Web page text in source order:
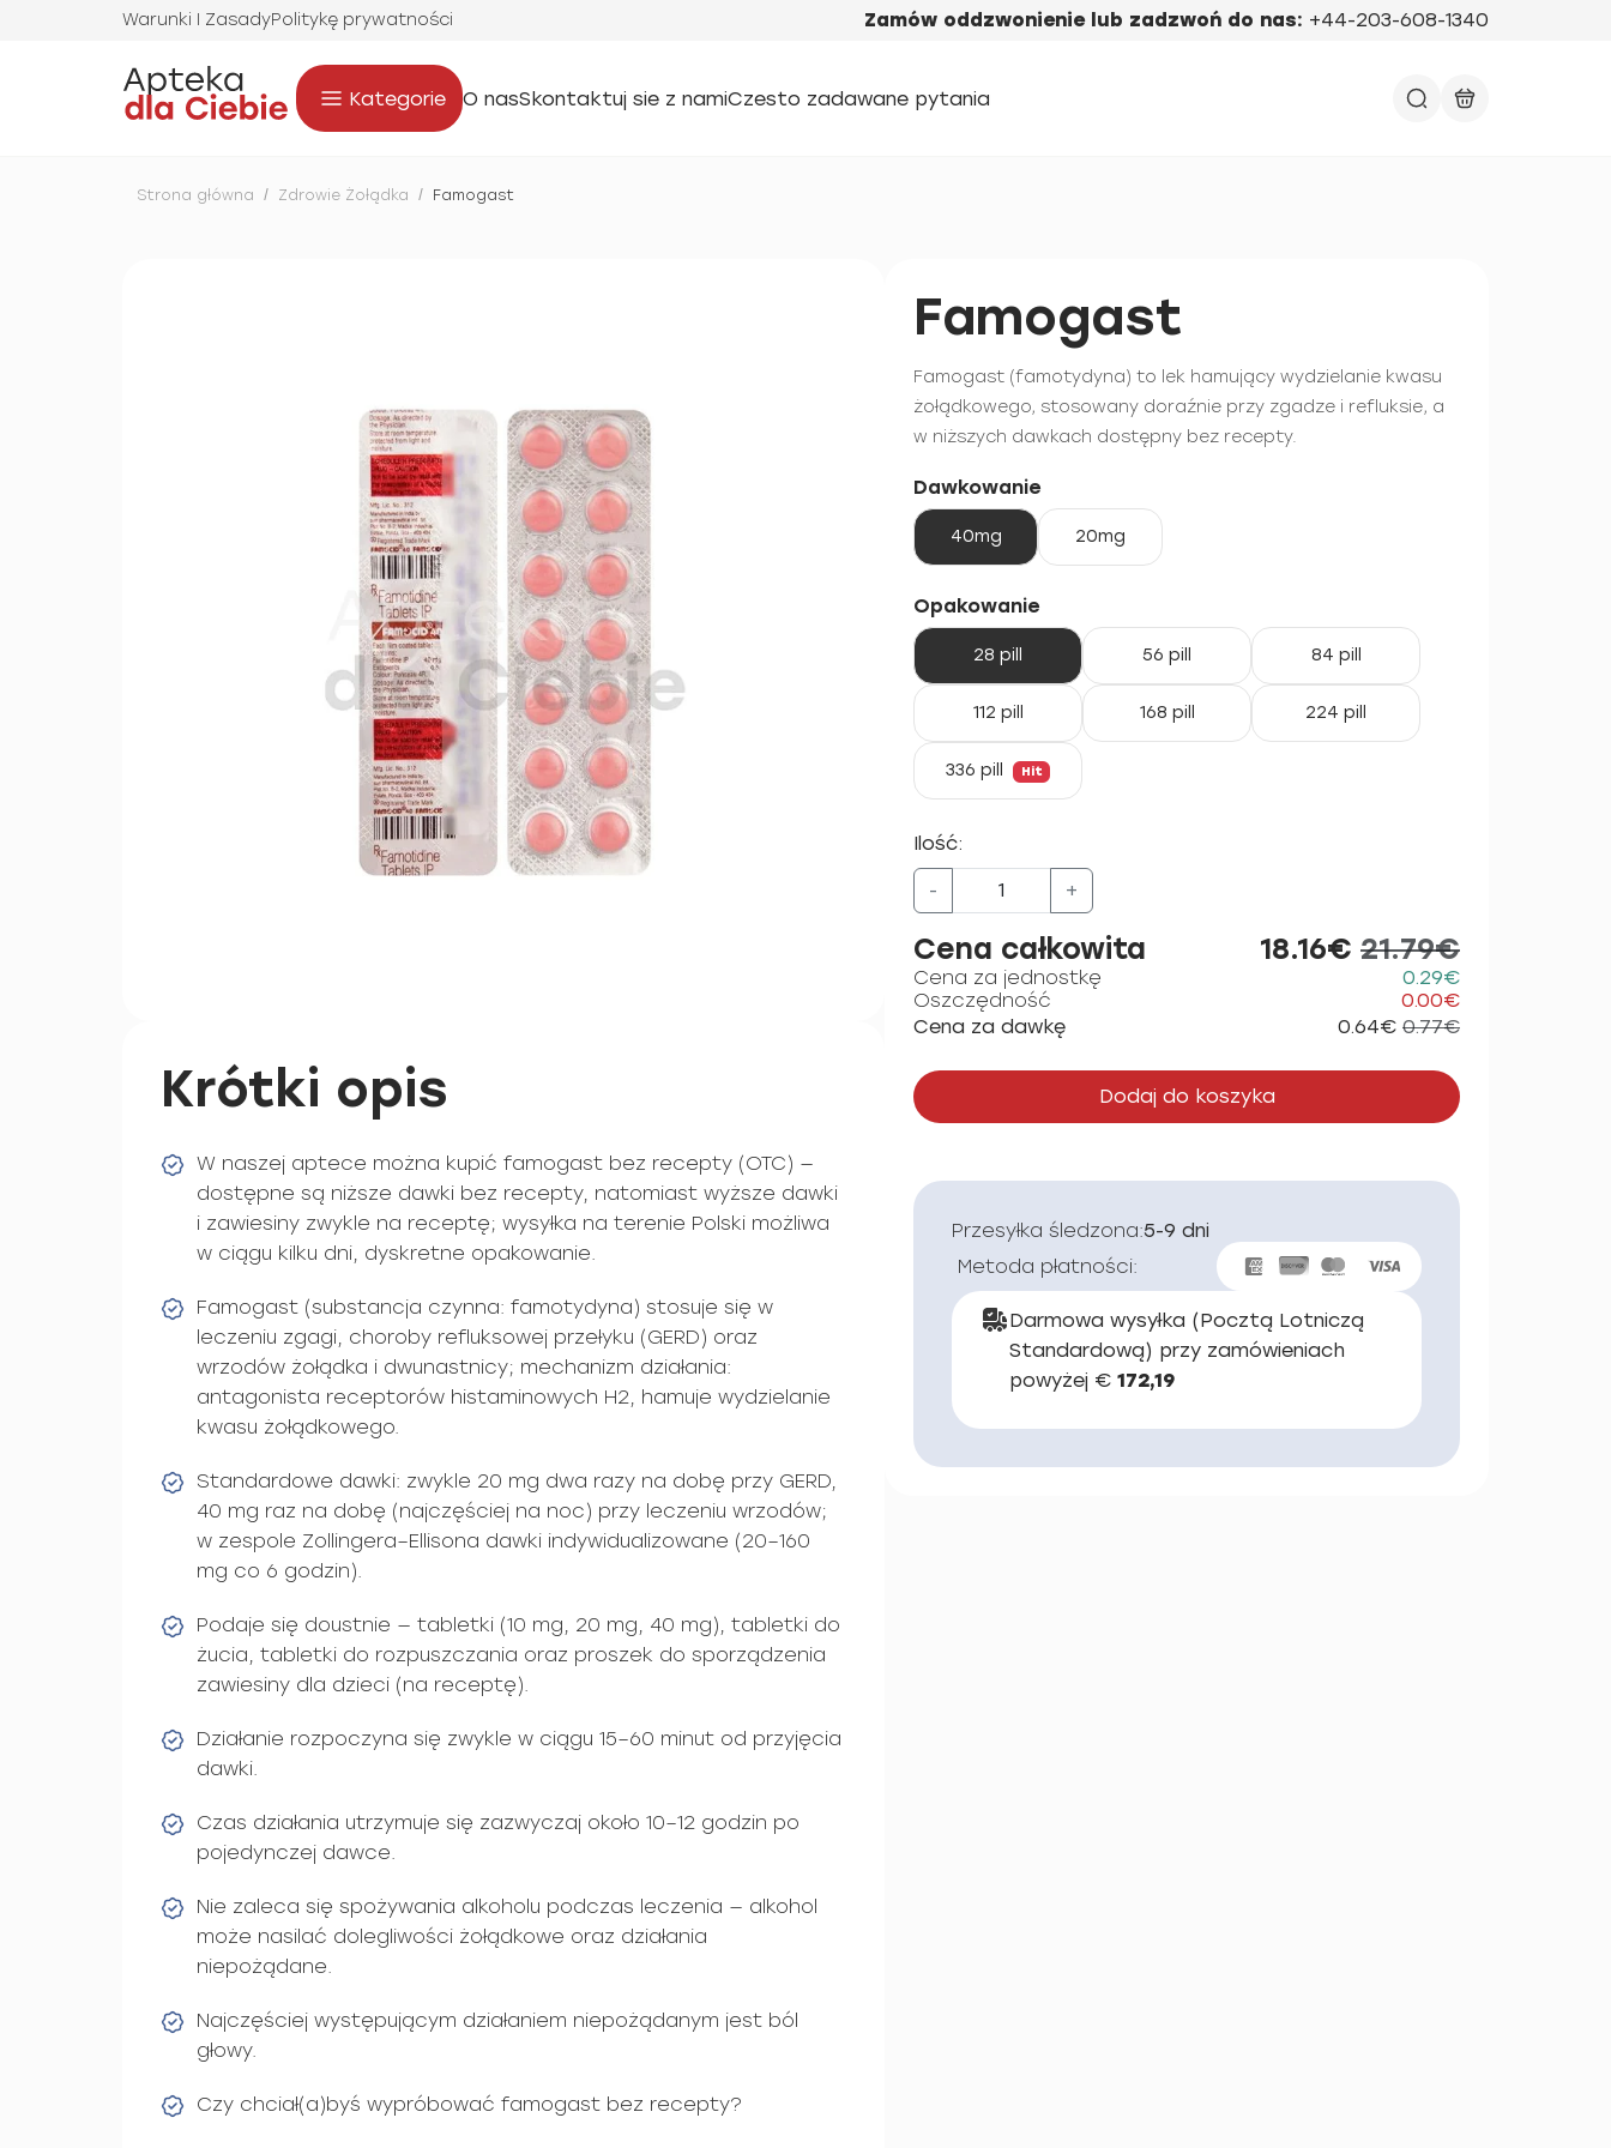
Warunki I ZasadyPolitykę prywatności Zamów oddzwonienie lub zadzwoń do nas: +44-203-608-1340
Kategorie O nasSkontaktuj sie z namiCzesto zadawane pytania
Strona główna / Zdrowie Żołądka / Famogast
Krótki opis
W naszej aptece można kupić famogast bez recepty (OTC) —
dostępne są niższe dawki bez recepty, natomiast wyższe dawki
i zawiesiny zwykle na receptę; wysyłka na terenie Polski możliwa
w ciągu kilku dni, dyskretne opakowanie.
Famogast (substancja czynna: famotydyna) stosuje się w
leczeniu zgagi, choroby refluksowej przełyku (GERD) oraz
wrzodów żołądka i dwunastnicy; mechanizm działania:
antagonista receptorów histaminowych H2, hamuje wydzielanie
kwasu żołądkowego.
Standardowe dawki: zwykle 20 mg dwa razy na dobę przy GERD,
40 mg raz na dobę (najczęściej na noc) przy leczeniu wrzodów;
w zespole Zollingera–Ellisona dawki indywidualizowane (20–160
mg co 6 godzin).
Podaje się doustnie — tabletki (10 mg, 20 mg, 40 mg), tabletki do
żucia, tabletki do rozpuszczania oraz proszek do sporządzenia
zawiesiny dla dzieci (na receptę).
Działanie rozpoczyna się zwykle w ciągu 15–60 minut od przyjęcia
dawki.
Czas działania utrzymuje się zazwyczaj około 10–12 godzin po
pojedynczej dawce.
Nie zaleca się spożywania alkoholu podczas leczenia — alkohol
może nasilać dolegliwości żołądkowe oraz działania
niepożądane.
Najczęściej występującym działaniem niepożądanym jest ból
głowy.
Czy chciał(a)byś wypróbować famogast bez recepty?
Famogast
Famogast (famotydyna) to lek hamujący wydzielanie kwasu
żołądkowego, stosowany doraźnie przy zgadze i refluksie, a
w niższych dawkach dostępny bez recepty.
Dawkowanie
40mg 20mg
Opakowanie
28 pill 56 pill 84 pill
112 pill 168 pill 224 pill
336 pill Hit
Ilość:
- +
Cena całkowita 18.16€ 21.79€
Cena za jednostkę
0.29€
Oszczędność
0.00€
Cena za dawkę
0.64€ 0.77€
Dodaj do koszyka
Przesyłka śledzona:5-9 dni
Metoda płatności:
Darmowa wysyłka (Pocztą Lotniczą
Standardową) przy zamówieniach
powyżej € 172,19